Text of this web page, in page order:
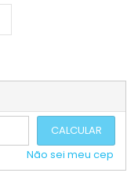
CALCULAR
Não sei meu cep